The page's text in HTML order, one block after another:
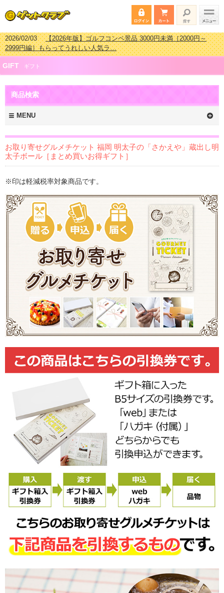
2026/07/15【2026年版】ビンゴゲーム景品おすすめ金額別人気ランキ
ング 更新しました！
2026/04/03【2026年版】ゴルフコンペ景品 3000円未満［2000円～
2999円編］もらってうれしい人気ラ…
2026/02/16【2026年版】結婚式の二次会で貰って嬉しい景品とは？ 更
新しました！
2026/02/03
2999円編］もらってうれしい人気ラ…
GIFT ギフト
商品検索
MENU
お取り寄せグルメチケット 福岡 明太子の「さかえや」蔵出し明
太子ボール［まとめ買いお得ギフト］
※印は軽減税率対象商品です。